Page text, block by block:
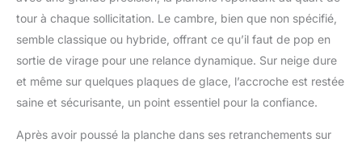
tour à chaque sollicitation. Le cambre, bien que non spécifié,
semble classique ou hybride, offrant ce qu’il faut de pop en
sortie de virage pour une relance dynamique. Sur neige dure
et même sur quelques plaques de glace, l’accroche est restée
saine et sécurisante, un point essentiel pour la confiance.
Après avoir poussé la planche dans ses retranchements sur